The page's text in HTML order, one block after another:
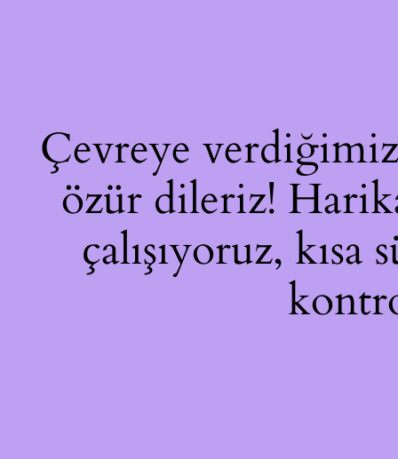
Çevreye verdiğimiz
özür dileriz!
çalışıyoruz,